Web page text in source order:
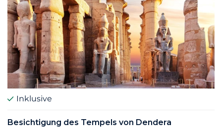
Inklusive
Besichtigung des Tempels von Dendera